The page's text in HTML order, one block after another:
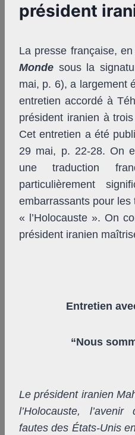
président
La presse française,
Monde sous la
mai, p. 6), a largement
entretien accordé à
président iranien à
Cet entretien a été
29 mai, p. 22-28. On
une traduction
particulièrement
embarrassants pour
« l’Holocauste ». On
président iranien
Entretien
“Nous
Le président iranien
l’Holocauste,
fautes des États-Unis